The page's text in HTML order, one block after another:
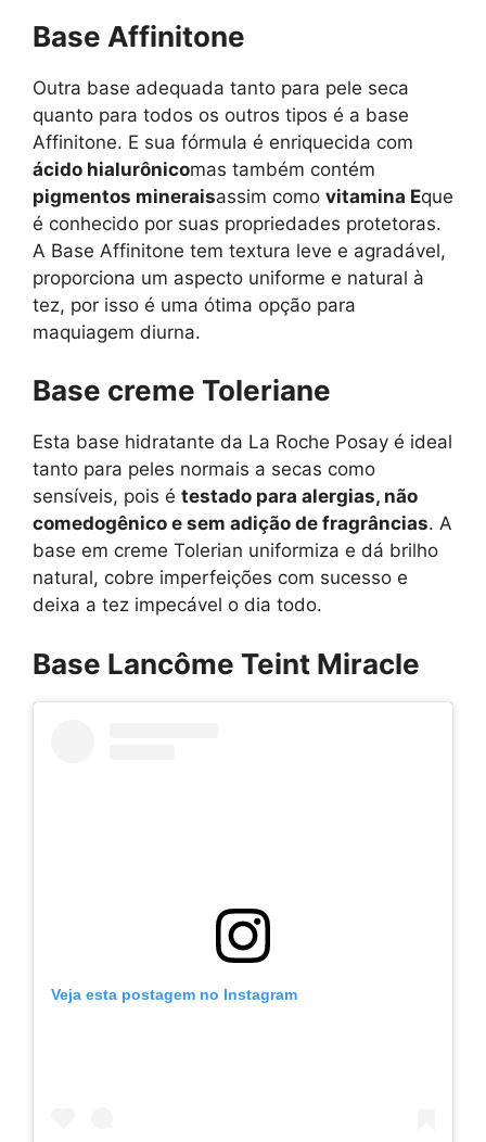
Base Affinitone
Outra base adequada tanto para pele seca
quanto para todos os outros tipos é a base
Affinitone. E sua fórmula é enriquecida com
ácido hialurônicomas também contém
pigmentos mineraisassim como vitamina Eque
é conhecido por suas propriedades protetoras.
A Base Affinitone tem textura leve e agradável,
proporciona um aspecto uniforme e natural à
tez, por isso é uma ótima opção para
maquiagem diurna.
Base creme Toleriane
Esta base hidratante da La Roche Posay é ideal
tanto para peles normais a secas como
sensíveis, pois é testado para alergias, não
comedogênico e sem adição de fragrâncias. A
base em creme Tolerian uniformiza e dá brilho
natural, cobre imperfeições com sucesso e
deixa a tez impecável o dia todo.
Base Lancôme Teint Miracle
Veja esta postagem no Instagram